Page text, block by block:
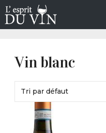
Aller
au
contenu
Vin blanc